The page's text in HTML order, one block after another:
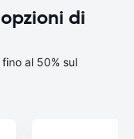
di
al 50% sul